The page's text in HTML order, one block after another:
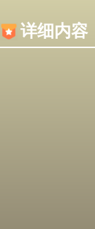
详细内容